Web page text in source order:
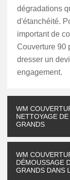
dégradations
d'étanchéité.
important de
Couverture 90
dresser un
engagement.
WM
NETTOYAGE
GRANDS
WM
DÉMOUSSAGE
GRANDS DANS